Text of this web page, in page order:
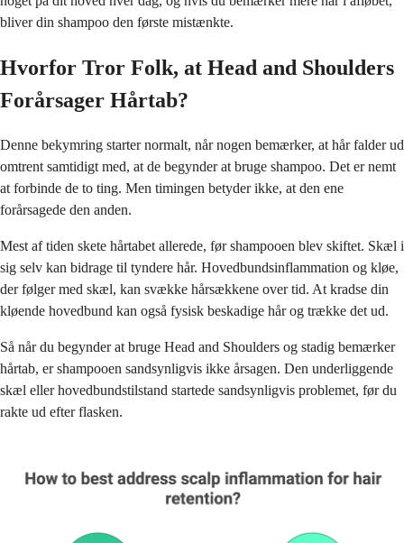
bliver din shampoo den første mistænkte.
Hvorfor Tror Folk, at Head and Shoulders
Forårsager Hårtab?
Denne bekymring starter normalt, når nogen bemærker, at hår falder ud
omtrent samtidigt med, at de begynder at bruge shampoo. Det er nemt
at forbinde de to ting. Men timingen betyder ikke, at den ene
forårsagede den anden.
Mest af tiden skete hårtabet allerede, før shampooen blev skiftet. Skæl i
sig selv kan bidrage til tyndere hår. Hovedbundsinflammation og kløe,
der følger med skæl, kan svække hårsækkene over tid. At kradse din
kløende hovedbund kan også fysisk beskadige hår og trække det ud.
Så når du begynder at bruge Head and Shoulders og stadig bemærker
hårtab, er shampooen sandsynligvis ikke årsagen. Den underliggende
skæl eller hovedbundstilstand startede sandsynligvis problemet, før du
rakte ud efter flasken.